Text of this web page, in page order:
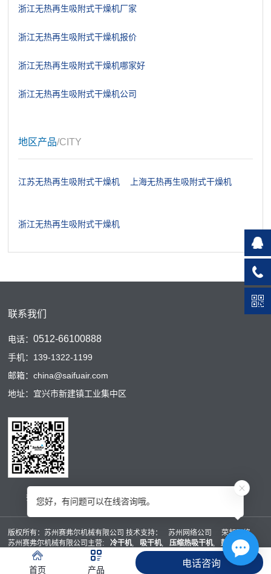
浙江无热再生吸附式干燥机厂家
浙江无热再生吸附式干燥机报价
浙江无热再生吸附式干燥机哪家好
浙江无热再生吸附式干燥机公司
地区产品/CITY
江苏无热再生吸附式干燥机 上海无热再生吸附式干燥机
浙江无热再生吸附式干燥机
联系我们
电话：0512-66100888
手机：139-1322-1199
邮箱：china@saifuair.com
地址：宜兴市新建镇工业集中区
扫码二维码
版权所有：苏州赛弗尔机械有限公司 技术支持： 苏州网络公司
荣邦网络
苏州赛弗尔机械有限公司主营:
冷干机, 吸干机, 压缩热吸干机,
鼓风热吸干
空压站节能改造 冷冻式干燥机 压缩空气干燥机, 节能干燥机
,欢迎来电
xml地图 htm地图
首页 产品
电话咨询
您好，有问题可以在线咨询哦。